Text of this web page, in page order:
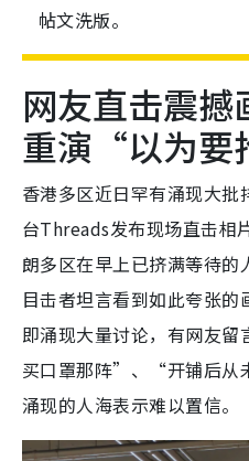
帖文洗版。
网友直击震撼
重演“以为要
香港多区近日罕有涌现大
台Threads发布现场直击相
朗多区在早上已挤满等待
目击者坦言看到如此夸张
即涌现大量讨论，有网友
买口罩那阵”、“开铺后从
涌现的人海表示难以置信。